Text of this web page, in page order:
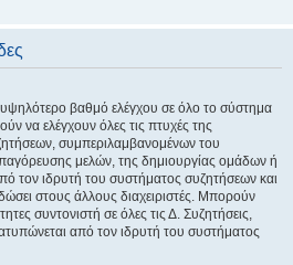
υψηλότερο βαθμό ελέγχου σε όλο το σύστημα
να ελέγχουν όλες τις πτυχές της
συμπεριλαμβανομένων του
μελών, της δημιουργίας ομάδων ή
τον ιδρυτή του συστήματος συζητήσεων και
στους άλλους διαχειριστές. Μπορούν
συντονιστή σε όλες τις Δ. Συζητήσεις,
από τον ιδρυτή του συστήματος